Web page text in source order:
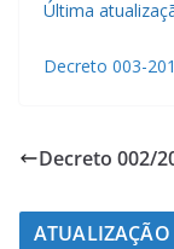
Última
Decreto 003-
Decreto 002/
ATUALIZAÇÃO